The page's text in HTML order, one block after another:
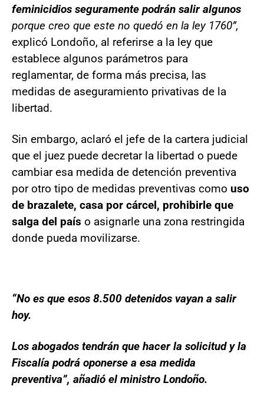
feminicidios seguramente podrán salir algunos
porque creo que este no quedó en la ley 1760”,
explicó Londoño, al referirse a la ley que
establece algunos parámetros para
reglamentar, de forma más precisa, las
medidas de aseguramiento privativas de la
libertad.
Sin embargo, aclaró el jefe de la cartera judicial
que el juez puede decretar la libertad o puede
cambiar esa medida de detención preventiva
por otro tipo de medidas preventivas como uso
de brazalete, casa por cárcel, prohibirle que
salga del país o asignarle una zona restringida
donde pueda movilizarse.
“No es que esos 8.500 detenidos vayan a salir
hoy.
Los abogados tendrán que hacer la solicitud y la
Fiscalía podrá oponerse a esa medida
preventiva”, añadió el ministro Londoño.